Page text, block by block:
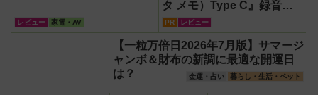
レビュー 家電・AV
タ メモ）Type C』録音か
らAI自動文字起こし・翻
訳・要約までこなすAIボイ
スレコーダー！【議事録作
成】
PR レビュー
【一粒万倍日2026年7月版】サマージ
ャンボ＆財布の新調に最適な開運日
は？
金運・占い 暮らし・生活・ペット